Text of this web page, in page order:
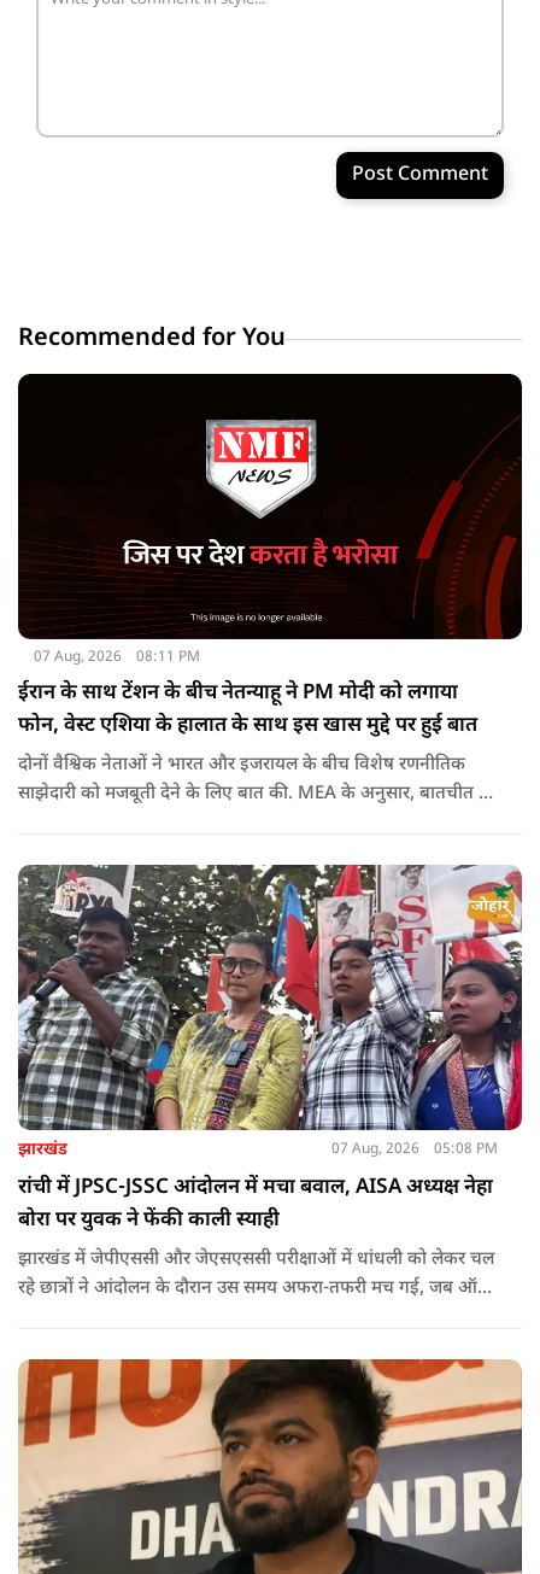
Post Comment
Recommended for You
07 Aug, 2026 08:11 PM
ईरान के साथ टेंशन के बीच नेतन्याहू ने PM मोदी को लगाया
फोन, वेस्ट एशिया के हालात के साथ इस खास मुद्दे पर हुई बात
दोनों वैश्विक नेताओं ने भारत और इजरायल के बीच विशेष रणनीतिक
साझेदारी को मजबूती देने के ल‍िए बात की. MEA के अनुसार, बातचीत की
झारखंड 07 Aug, 2026 05:08 PM
रांची में JPSC-JSSC आंदोलन में मचा बवाल, AISA अध्यक्ष नेहा
बोरा पर युवक ने फेंकी काली स्याही
झारखंड में जेपीएससी और जेएसएससी परीक्षाओं में धांधली को लेकर चल
रहे छात्रों ने आंदोलन के दौरान उस समय अफरा-तफरी मच गई, जब ऑल